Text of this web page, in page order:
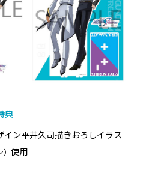
典
イン平井久司描きおろしイラス
）使用